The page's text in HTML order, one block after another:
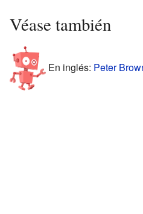
Véase también
En inglés: Peter